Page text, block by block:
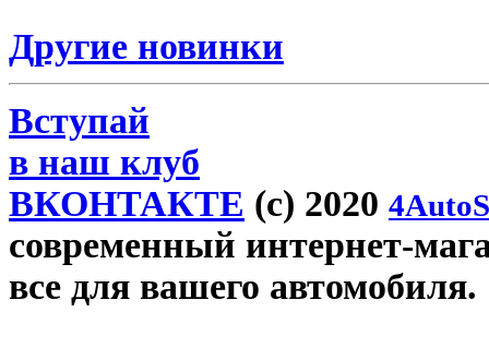
Другие новинки
Вступай
в наш клуб
ВКОНТАКТЕ (c) 2020
современный интернет-
все для вашего автомобиля.